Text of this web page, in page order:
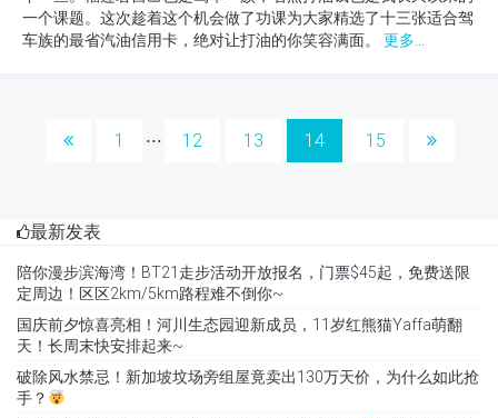
一个课题。这次趁着这个机会做了功课为大家精选了十三张适合驾
车族的最省汽油信用卡，绝对让打油的你笑容满面。 更多...
1 ⋅⋅⋅ 12 13 14 15
最新发表
陪你漫步滨海湾！BT21走步活动开放报名，门票$45起，免费送限
定周边！区区2km/5km路程难不倒你~
国庆前夕惊喜亮相！河川生态园迎新成员，11岁红熊猫Yaffa萌翻
天！长周末快安排起来~
破除风水禁忌！新加坡坟场旁组屋竟卖出130万天价，为什么如此抢
手？